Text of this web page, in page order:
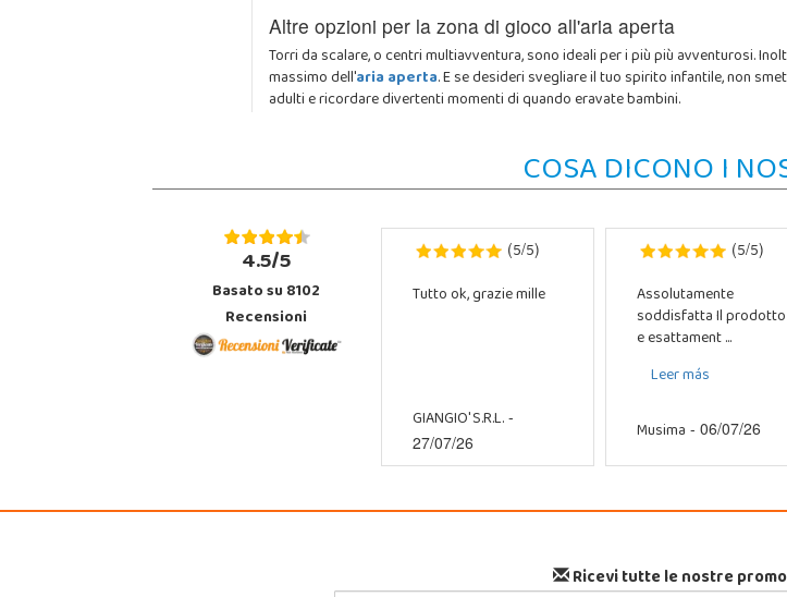
Altre opzioni per la zona di gioco all'aria aperta
Torri da scalare, o centri multiavventura, sono ideali per i più più avventurosi.
massimo dell'aria aperta. E se desideri svegliare il tuo spirito infantile, non
adulti e ricordare divertenti momenti di quando eravate bambini.
COSA DICONO I
4.5/5
Basato su 8102
Recensioni
(5/5)
Tutto ok, grazie mille
GIANGIO' S.R.L.-
27/07/26
(5/5)
Assolutamente
soddisfatta Il prodotto
e esattament ...
Leer más
Musima - 06/07/26
Ricevi tutte le nostre